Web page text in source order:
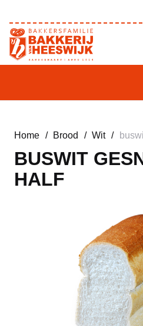
Home / Brood / Wit /
BUSWIT
HALF